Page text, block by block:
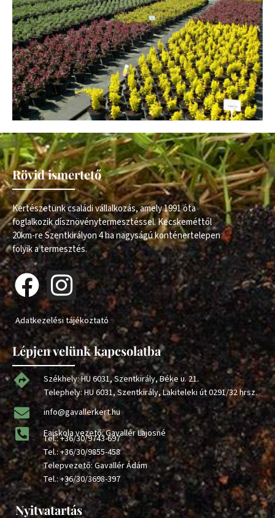
Rövid ismertető
Kertészetünk családi vállalkozás, amely 1991 óta
foglalkozik dísznövénytermesztéssel. Kecskeméttől
20km-re Szentkirályon 4 ha nagyságú konténertelepen
folyik a termesztés.
Adatkezelési tájékoztató
Lépjen velünk kapcsolatba
Székhely: HU 6031, Szentkirály, Béke u. 21.
Telephely: HU 6031, Szentkirály, Lakiteleki út 0291/32 hrsz.
info@gavallerkert.hu
Faiskola vezető: Gavallér Lajosné
Tel.:+36/30/9743-697
Tel.:+36/30/9855-458
Telepvezető: Gavallér Ádám
Tel.:+36/30/3698-397
Nyitvatartás